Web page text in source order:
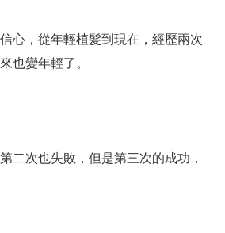
心，從年輕植髮到現在，經歷兩次
也變年輕了。
二次也失敗，但是第三次的成功，